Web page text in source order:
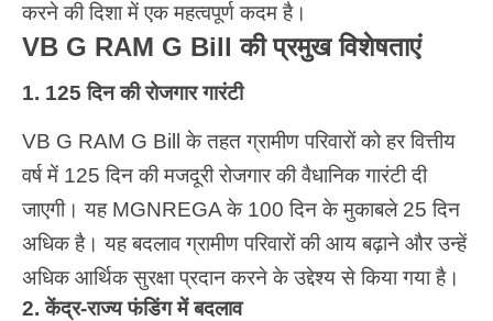
करने की दिशा में एक महत्वपूर्ण कदम है।
VB G RAM G Bill की प्रमुख विशेषताएं
1. 125 दिन की रोजगार गारंटी
VB G RAM G Bill के तहत ग्रामीण परिवारों को हर वित्तीय
वर्ष में 125 दिन की मजदूरी रोजगार की वैधानिक गारंटी दी
जाएगी। यह MGNREGA के 100 दिन के मुकाबले 25 दिन
अधिक है। यह बदलाव ग्रामीण परिवारों की आय बढ़ाने और उन्हें
अधिक आर्थिक सुरक्षा प्रदान करने के उद्देश्य से किया गया है।
2. केंद्र-राज्य फंडिंग में बदलाव